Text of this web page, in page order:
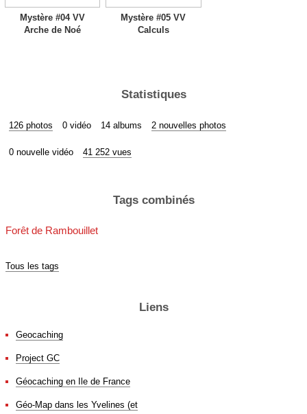
Mystère #04 VV
Arche de Noé
Mystère #05 VV
Calculs
Statistiques
126 photos 0 vidéo 14 albums 2 nouvelles photos
0 nouvelle vidéo 41 252 vues
Tags combinés
Forêt de Rambouillet
Tous les tags
Liens
Geocaching
Project GC
Géocaching en Ile de France
Géo-Map dans les Yvelines (et